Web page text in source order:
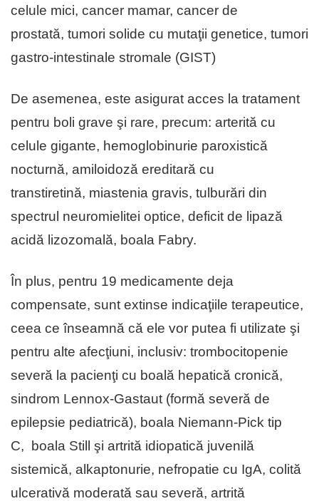
celule mici, cancer mamar, cancer de
prostată, tumori solide cu mutaţii genetice, tumori
gastro-intestinale stromale (GIST)
De asemenea, este asigurat acces la tratament
pentru boli grave şi rare, precum: arterită cu
celule gigante, hemoglobinurie paroxistică
nocturnă, amiloidoză ereditară cu
transtiretină, miastenia gravis, tulburări din
spectrul neuromielitei optice, deficit de lipază
acidă lizozomală, boala Fabry.
În plus, pentru 19 medicamente deja
compensate, sunt extinse indicaţiile terapeutice,
ceea ce înseamnă că ele vor putea fi utilizate şi
pentru alte afecţiuni, inclusiv: trombocitopenie
severă la pacienţi cu boală hepatică cronică,
sindrom Lennox-Gastaut (formă severă de
epilepsie pediatrică), boala Niemann-Pick tip
C, boala Still şi artrită idiopatică juvenilă
sistemică, alkaptonurie, nefropatie cu IgA, colită
ulcerativă moderată sau severă, artrită